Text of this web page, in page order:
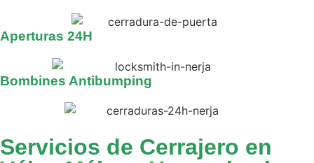
Aperturas 24H
Bombines Antibumping
Servicios de Cerrajero en